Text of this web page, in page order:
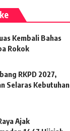
Kembali Bahas
Rokok
RKPD 2027,
Selaras Kebutuhan
Ajak